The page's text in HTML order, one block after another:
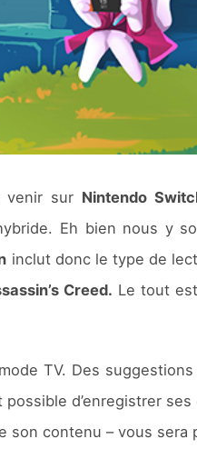
venir sur Nintendo
Eh bien nous y
inclut donc le type de
Creed. Le tout
TV. Des
d’enregistrer
son contenu – vous sera